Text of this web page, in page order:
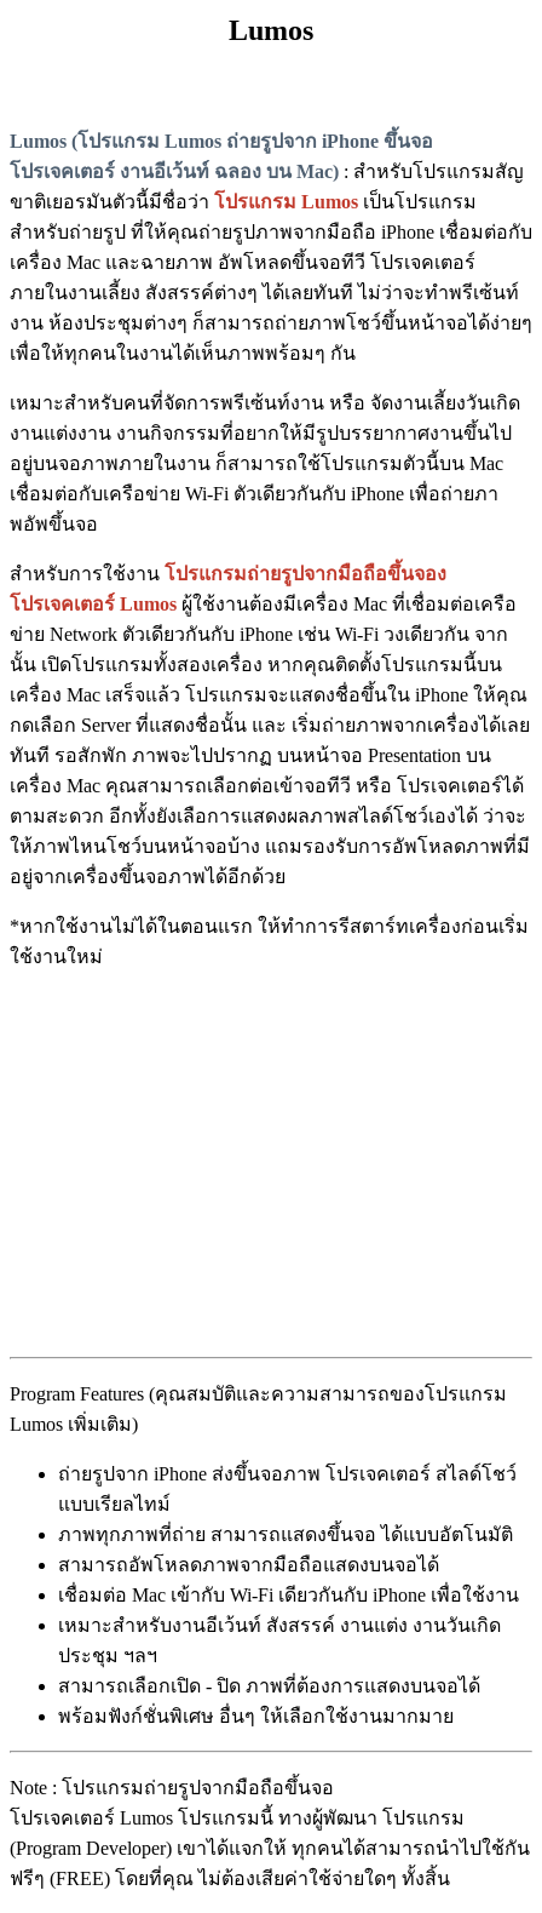
Lumos
Lumos (โปรแกรม Lumos ถ่ายรูปจาก iPhone ขึ้นจอ
โปรเจคเตอร์ งานอีเว้นท์ ฉลอง บน Mac) : สำหรับโปรแกรมสัญ
ขาติเยอรมันตัวนี้มีชื่อว่า โปรแกรม Lumos เป็นโปรแกรม
สำหรับถ่ายรูป ที่ให้คุณถ่ายรูปภาพจากมือถือ iPhone เชื่อมต่อกับ
เครื่อง Mac และฉายภาพ อัพโหลดขึ้นจอทีวี โปรเจคเตอร์
ภายในงานเลี้ยง สังสรรค์ต่างๆ ได้เลยทันที ไม่ว่าจะทำพรีเซ้นท์
งาน ห้องประชุมต่างๆ ก็สามารถถ่ายภาพโชว์ขึ้นหน้าจอได้ง่ายๆ
เพื่อให้ทุกคนในงานได้เห็นภาพพร้อมๆ กัน
เหมาะสำหรับคนที่จัดการพรีเซ้นท์งาน หรือ จัดงานเลี้ยงวันเกิด
งานแต่งงาน งานกิจกรรมที่อยากให้มีรูปบรรยากาศงานขึ้นไป
อยู่บนจอภาพภายในงาน ก็สามารถใช้โปรแกรมตัวนี้บน Mac
เชื่อมต่อกับเครือข่าย Wi-Fi ตัวเดียวกันกับ iPhone เพื่อถ่ายภา
พอัพขึ้นจอ
สำหรับการใช้งาน โปรแกรมถ่ายรูปจากมือถือขึ้นจอง
โปรเจคเตอร์ Lumos ผู้ใช้งานต้องมีเครื่อง Mac ที่เชื่อมต่อเครือ
ข่าย Network ตัวเดียวกันกับ iPhone เช่น Wi-Fi วงเดียวกัน จาก
นั้น เปิดโปรแกรมทั้งสองเครื่อง หากคุณติดตั้งโปรแกรมนี้บน
เครื่อง Mac เสร็จแล้ว โปรแกรมจะแสดงชื่อขึ้นใน iPhone ให้คุณ
กดเลือก Server ที่แสดงชื่อนั้น และ เริ่มถ่ายภาพจากเครื่องได้เลย
ทันที รอสักพัก ภาพจะไปปรากฏ บนหน้าจอ Presentation บน
เครื่อง Mac คุณสามารถเลือกต่อเข้าจอทีวี หรือ โปรเจคเตอร์ได้
ตามสะดวก อีกทั้งยังเลือการแสดงผลภาพสไลด์โชว์เองได้ ว่าจะ
ให้ภาพไหนโชว์บนหน้าจอบ้าง แถมรองรับการอัพโหลดภาพที่มี
อยู่จากเครื่องขึ้นจอภาพได้อีกด้วย
*หากใช้งานไม่ได้ในตอนแรก ให้ทำการรีสตาร์ทเครื่องก่อนเริ่ม
ใช้งานใหม่
Program Features (คุณสมบัติและความสามารถของโปรแกรม
Lumos เพิ่มเติม)
ถ่ายรูปจาก iPhone ส่งขึ้นจอภาพ โปรเจคเตอร์ สไลด์โชว์
แบบเรียลไทม์
ภาพทุกภาพที่ถ่าย สามารถแสดงขึ้นจอ ได้แบบอัตโนมัติ
สามารถอัพโหลดภาพจากมือถือแสดงบนจอได้
เชื่อมต่อ Mac เข้ากับ Wi-Fi เดียวกันกับ iPhone เพื่อใช้งาน
เหมาะสำหรับงานอีเว้นท์ สังสรรค์ งานแต่ง งานวันเกิด
ประชุม ฯลฯ
สามารถเลือกเปิด - ปิด ภาพที่ต้องการแสดงบนจอได้
พร้อมฟังก์ชั่นพิเศษ อื่นๆ ให้เลือกใช้งานมากมาย
Note : โปรแกรมถ่ายรูปจากมือถือขึ้นจอ
โปรเจคเตอร์ Lumos โปรแกรมนี้ ทางผู้พัฒนา โปรแกรม
(Program Developer) เขาได้แจกให้ ทุกคนได้สามารถนำไปใช้กัน
ฟรีๆ (FREE) โดยที่คุณ ไม่ต้องเสียค่าใช้จ่ายใดๆ ทั้งสิ้น